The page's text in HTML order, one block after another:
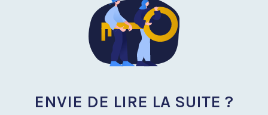
ENVIE DE LIRE LA SUITE ?